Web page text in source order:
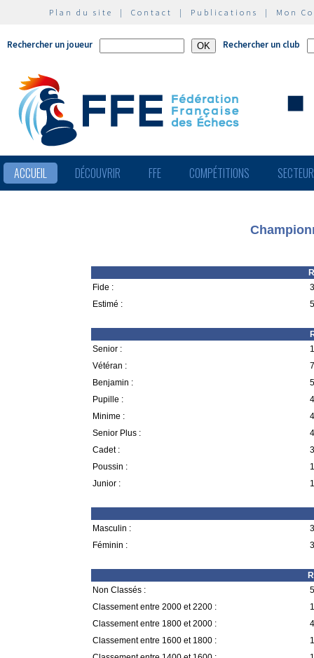
Plan du site | Contact | Publications | Mon
Rechercher un joueur Rechercher un club
ACCUEIL DÉCOUVRIR FFE COMPÉTITIONS
Fide :
Estimé :
Senior :
Vétéran :
Benjamin :
Pupille :
Minime :
Senior Plus :
Cadet :
Poussin :
Junior :
Masculin :
Féminin :
Non Classés :
Classement entre 2000 et 2200 :
Classement entre 1800 et 2000 :
Classement entre 1600 et 1800 :